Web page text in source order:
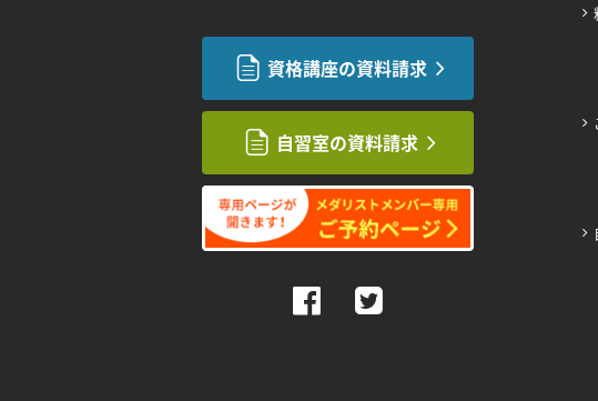
資格講座の資料請求
自習室の資料請求